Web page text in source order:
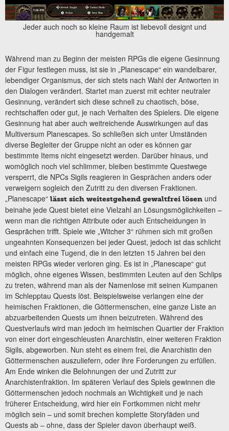
Jeder auch noch so kleine Raum ist liebevoll designt und
handgemalt
Während man zu Beginn der meisten RPGs die eigene Gesinnung
der Figur festlegen muss, ist sie in „Planescape“ ein wandelbarer,
lebendiger Organismus, der sich stets nach Wahl der Antworten in
den Dialogen verändert. Startet man zuerst mit echter neutraler
Gesinnung, verändert sich diese schnell zu chaotisch, böse,
rechtschaffen oder gut, je nach Verhalten des Spielers. Die eigene
Gesinnung hat aber auch weitreichende Auswirkungen auf das
Multiversum Planescapes. So schließen sich unter Umständen
diverse Begleiter der Gruppe nicht an oder es können gar
bestimmte Items nicht eingesetzt werden. Darüber hinaus, und
womöglich noch viel schlimmer, bleiben bestimmte Questwege
versperrt, die NPCs Sigils reagieren in Gesprächen anders oder
verweigern sogleich den Zutritt zu den diversen Fraktionen.
„Planescape“ lässt sich weitestgehend gewaltfrei lösen und
beinahe jede Quest bietet eine Vielzahl an Lösungsmöglichkeiten –
wenn man die richtigen Attribute oder auch Entscheidungen in
Gesprächen trifft. Spiele wie „Witcher 3“ rühmen sich mit großen
ungeahnten Konsequenzen bei jeder Quest, jedoch ist das schlicht
und einfach eine Tugend, die in den letzten 15 Jahren bei den
meisten RPGs wieder verloren ging. Es ist in „Planescape“ gut
möglich, ohne eigenes Wissen, bestimmten Leuten auf den Schlips
zu treten, während man als der Namenlose mit seinen Kumpanen
im Schlepptau Quests löst. Beispielsweise verlangen eine der
heimischen Fraktionen, die Göttermenschen, eine ganze Liste an
abzuarbeitenden Quests um ihnen beizutreten. Während des
Questverlaufs wird man jedoch im heimischen Quartier der Fraktion
von einer dort eingeschleusten Anarchistin, einer weiteren Fraktion
Sigils, abgeworben. Nun steht es einem frei, die Anarchistin den
Göttermenschen auszuliefern, oder ihre Forderungen zu erfüllen.
Am Ende winken die Belohnungen der und Zutritt zur
Anarchistenfraktion. Im späteren Verlauf des Spiels gewinnen die
Göttermenschen jedoch nochmals an Wichtigkeit und je nach
früherer Entscheidung, wird hier ein Fortkommen nicht mehr
möglich sein – und somit brechen komplette Storyfäden und
Quests ab – ohne, dass der Spieler davon überhaupt weiß.